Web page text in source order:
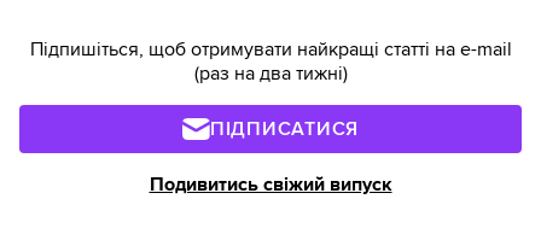
Підпишіться, щоб отримувати найкращі статті на e-mail
(раз на два тижні)
ПІДПИСАТИСЯ
Подивитись свіжий випуск